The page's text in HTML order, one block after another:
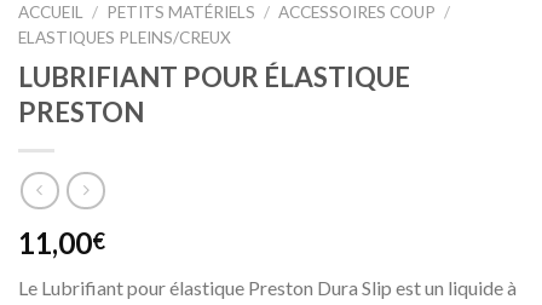
ACCUEIL / PETITS MATÉRIELS / ACCESSOIRES COUP /
ELASTIQUES PLEINS/CREUX
LUBRIFIANT POUR ÉLASTIQUE
PRESTON
11,00€
Le Lubrifiant pour élastique Preston Dura Slip est un liquide à